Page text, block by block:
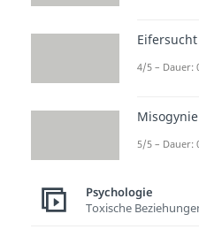
Eifersucht
4/5 – Dauer:
Misogynie
5/5 – Dauer:
Psychologie
Toxische